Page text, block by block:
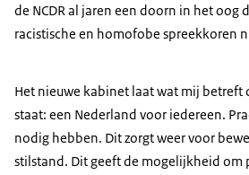
de NCDR al jaren een doorn in het oog
racistische en homofobe spreekkoren
Het nieuwe kabinet laat wat mij betreft
staat: een Nederland voor iedereen.
nodig hebben. Dit zorgt weer voor
stilstand. Dit geeft de mogelijkheid om